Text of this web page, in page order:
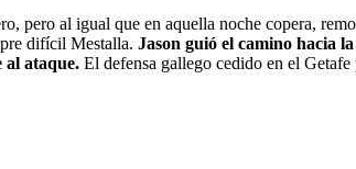
pero al igual que en aquella noche copera,
difícil Mestalla. Jason guió el camino hacia
al ataque. El defensa gallego cedido en el